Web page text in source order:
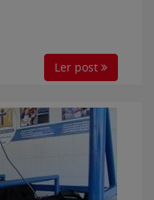
Ler post